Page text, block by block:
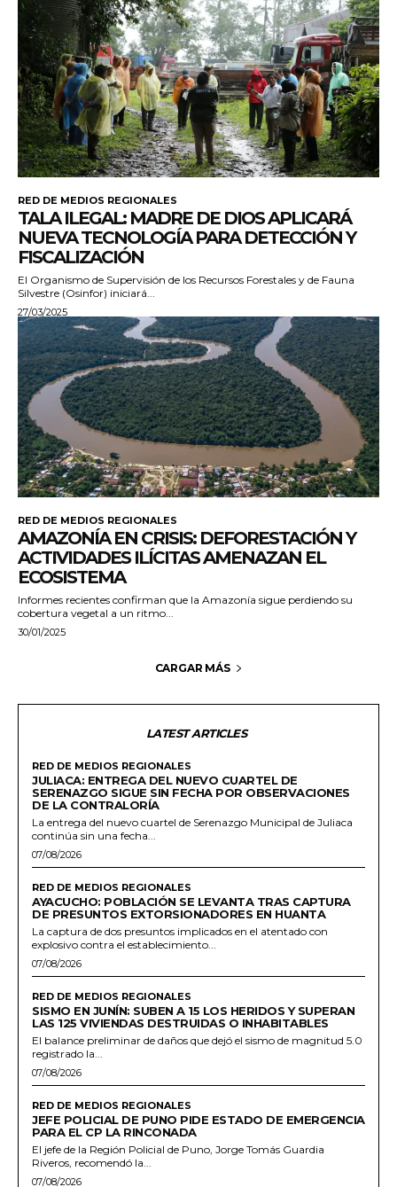
RED DE MEDIOS REGIONALES
TALA ILEGAL: MADRE DE DIOS APLICARÁ
NUEVA TECNOLOGÍA PARA DETECCIÓN Y
FISCALIZACIÓN
El Organismo de Supervisión de los Recursos Forestales y de Fauna
Silvestre (Osinfor) iniciará...
27/03/2025
RED DE MEDIOS REGIONALES
AMAZONÍA EN CRISIS: DEFORESTACIÓN Y
ACTIVIDADES ILÍCITAS AMENAZAN EL
ECOSISTEMA
Informes recientes confirman que la Amazonía sigue perdiendo su
cobertura vegetal a un ritmo...
30/01/2025
CARGAR MÁS
LATEST ARTICLES
RED DE MEDIOS REGIONALES
JULIACA: ENTREGA DEL NUEVO CUARTEL DE
SERENAZGO SIGUE SIN FECHA POR OBSERVACIONES
DE LA CONTRALORÍA
La entrega del nuevo cuartel de Serenazgo Municipal de Juliaca
continúa sin una fecha...
07/08/2026
RED DE MEDIOS REGIONALES
AYACUCHO: POBLACIÓN SE LEVANTA TRAS CAPTURA
DE PRESUNTOS EXTORSIONADORES EN HUANTA
La captura de dos presuntos implicados en el atentado con
explosivo contra el establecimiento...
07/08/2026
RED DE MEDIOS REGIONALES
SISMO EN JUNÍN: SUBEN A 15 LOS HERIDOS Y SUPERAN
LAS 125 VIVIENDAS DESTRUIDAS O INHABITABLES
El balance preliminar de daños que dejó el sismo de magnitud 5.0
registrado la...
07/08/2026
RED DE MEDIOS REGIONALES
JEFE POLICIAL DE PUNO PIDE ESTADO DE EMERGENCIA
PARA EL CP LA RINCONADA
El jefe de la Región Policial de Puno, Jorge Tomás Guardia
Riveros, recomendó la...
07/08/2026